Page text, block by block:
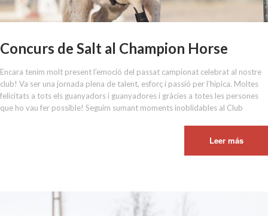
Concurs de Salt al Champion Horse
Encara tenim molt present l’emoció del passat campionat celebrat al nostre
club! Va ser una jornada plena de talent, esforç i passió per l’hípica. Moltes
felicitats a tots els guanyadors i guanyadores i gràcies a totes les persones
que ho vau fer possible! Seguim sumant moments inoblidables al Club
Leer más